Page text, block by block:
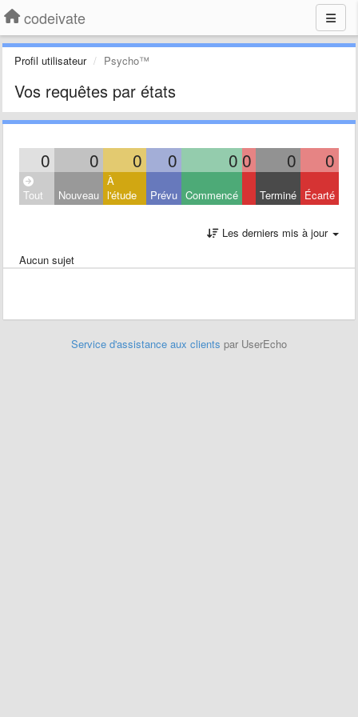
codeivate
Profil utilisateur Psycho™
Vos requêtes par états
0 0 0 0 0 0 0 0
Tout Nouveau
À
l'étude
Prévu Commencé Terminé Écarté
Les derniers mis à jour
Aucun sujet
Service d'assistance aux clients par UserEcho